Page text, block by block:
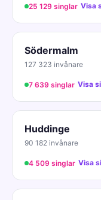
25 129 singlar Visa
Södermalm
127 323 invånare
7 639 singlar Visa
Huddinge
90 182 invånare
4 509 singlar Visa